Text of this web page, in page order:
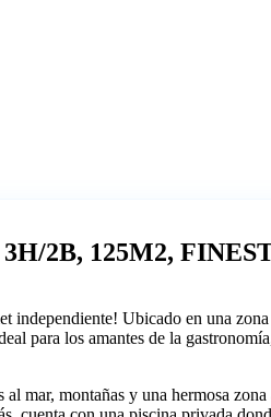
2B, 125M2,
independiente! Ubicado en una
para los amantes de la
al mar, montañas y una hermosa